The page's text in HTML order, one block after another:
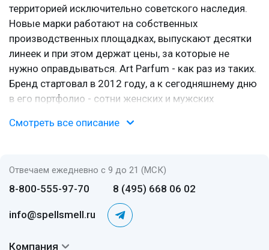
территорией исключительно советского наследия.
Новые марки работают на собственных
производственных площадках, выпускают десятки
линеек и при этом держат цены, за которые не
нужно оправдываться. Art Parfum - как раз из таких.
Бренд стартовал в 2012 году, а к сегодняшнему дню
в его портфолио - сотни женских и мужских
Это российская марка парфюмерии и косметики
сегмента масс-маркет, основанная в 2012 году.
Компания располагает собственной фабрикой, на
которой, помимо дочерних брендов, выпускает
продукцию для сторонних заказчиков. Факт
любопытный: среди контрактных проектов - даже
Смотреть все описание
Отвечаем ежедневно с 9 до 21 (МСК)
8-800-555-97-70 8 (495) 668 06 02
info@spellsmell.ru
Компания